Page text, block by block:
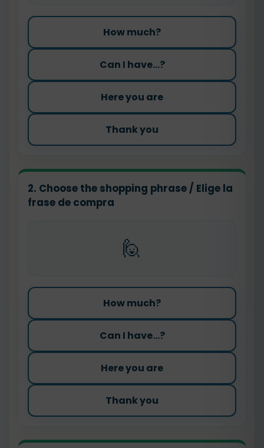
How much?
Can I have...?
Here you are
Thank you
2. Choose the shopping phrase / Elige la
frase de compra
🙋
How much?
Can I have...?
Here you are
Thank you